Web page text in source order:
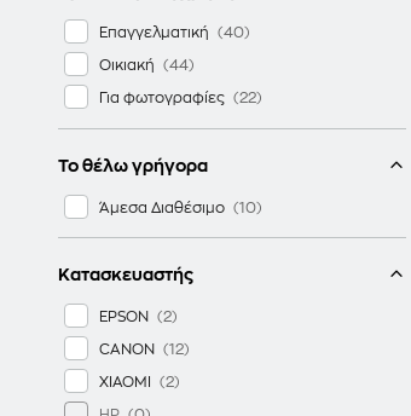
Επαγγελματική
Οικιακή
Για φωτογραφίες
Το θέλω γρήγορα
Άμεσα Διαθέσιμο
Κατασκευαστής
EPSON
CANON
XIAOMI